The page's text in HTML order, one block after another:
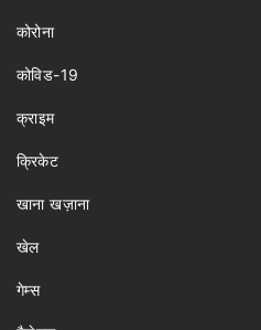
कोरोना
कोविड-19
क्राइम
क्रिकेट
खाना खज़ाना
खेल
गेम्स